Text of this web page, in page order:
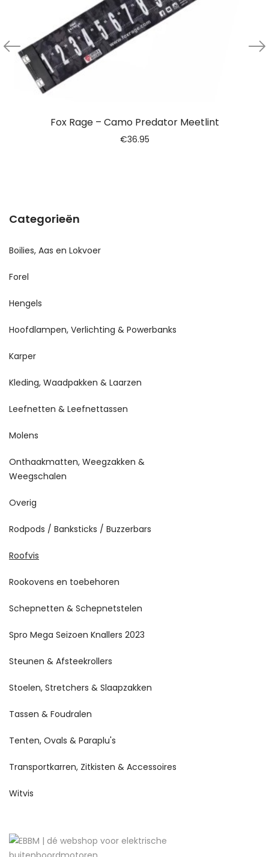
Fox Rage – Camo Predator Meetlint
€36.95
Categorieën
Boilies, Aas en Lokvoer
Forel
Hengels
Hoofdlampen, Verlichting & Powerbanks
Karper
Kleding, Waadpakken & Laarzen
Leefnetten & Leefnettassen
Molens
Onthaakmatten, Weegzakken &
Weegschalen
Overig
Rodpods / Banksticks / Buzzerbars
Roofvis
Rookovens en toebehoren
Schepnetten & Schepnetstelen
Spro Mega Seizoen Knallers 2023
Steunen & Afsteekrollers
Stoelen, Stretchers & Slaapzakken
Tassen & Foudralen
Tenten, Ovals & Paraplu's
Transportkarren, Zitkisten & Accessoires
Witvis